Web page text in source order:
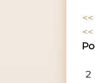
<<
<<
Po
2